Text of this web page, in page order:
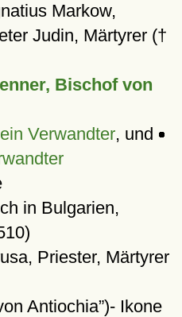
Markow,
Judin, Märtyrer (†
Bischof von
Verwandter, und
in Bulgarien,
Priester, Märtyrer
Antiochia )- Ikone